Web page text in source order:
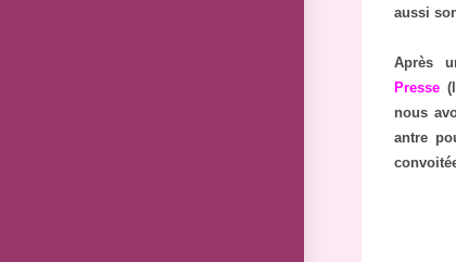
aussi
Après
Presse
nous
antre